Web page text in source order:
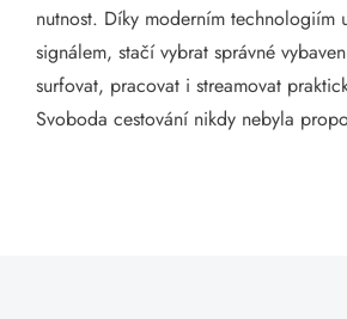
nutnost. Díky moderním technologiím
signálem, stačí vybrat správné
surfovat, pracovat i streamovat
Svoboda cestování nikdy nebyla